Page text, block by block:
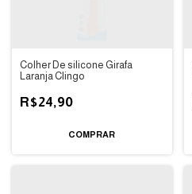
Colher De silicone Girafa
Laranja Clingo
R$24,90